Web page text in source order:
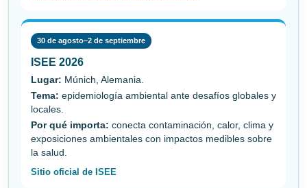
30 de agosto–2 de septiembre
ISEE 2026
Lugar: Múnich, Alemania.
Tema: epidemiología ambiental ante desafíos globales y
locales.
Por qué importa: conecta contaminación, calor, clima y
exposiciones ambientales con impactos medibles sobre
la salud.
Sitio oficial de ISEE